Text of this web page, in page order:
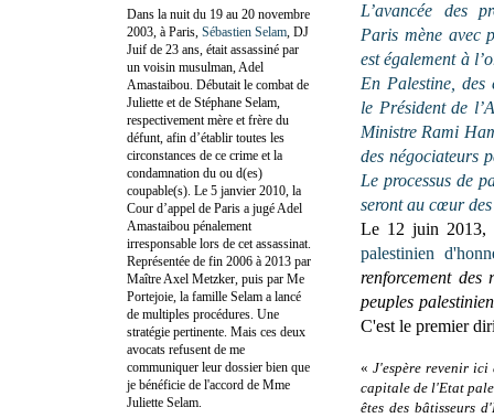
L’avancée des
Paris mène avec
est également à
En Palestine, des
le Président de
Ministre Rami
des négociateurs
Le processus de
seront au cœur des
Le 12 juin 2013,
palestinien
renforcement des
peuples
C'est le premier
« J'espère revenir ici
capitale de l'Etat
êtes des bâtisseurs
Dans la nuit du 19 au 20 novembre
2003, à Paris, Sébastien Selam , DJ
Juif de 23 ans, était assassiné par
un voisin musulman, Adel
Amastaibou. Débutait le combat de
Juliette et de Stéphane Selam,
respectivement mère et frère du
défunt, afin d’établir toutes les
circonstances de ce crime et la
condamnation du ou d(es)
coupable(s). Le 5 janvier 2010, la
Cour d’appel de Paris a jugé Adel
Amastaibou pénalement
irresponsable lors de cet assassinat.
Représentée de fin 2006 à 2013 par
Maître Axel Metzker, puis par Me
Portejoie, la famille Selam a lancé
de multiples procédures. Une
stratégie pertinente. Mais ces deux
avocats refusent de me
communiquer leur dossier bien que
je bénéficie de l'accord de Mme
Juliette Selam.